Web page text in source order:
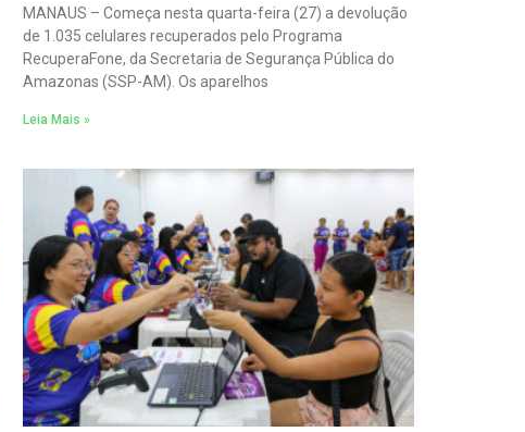
MANAUS – Começa nesta quarta-feira (27) a devolução
de 1.035 celulares recuperados pelo Programa
RecuperaFone, da Secretaria de Segurança Pública do
Amazonas (SSP-AM). Os aparelhos
Leia Mais »